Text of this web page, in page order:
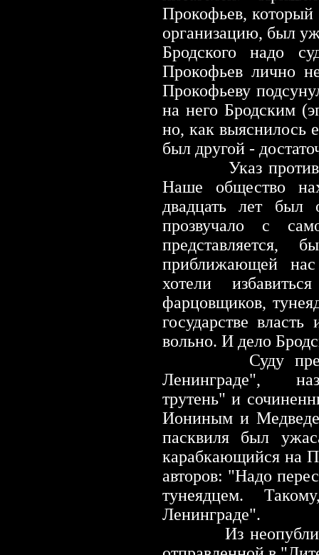
Прокофьев, который
организацию, был
Бродского надо
Прокофьев лично
Прокофьеву
на него Бродским
но, как выяснилось
был другой -
Указ
Наше общество
двадцать лет был
прозвучало с
приближающей
хотели
фарцовщиков,
государстве
вольно. И дело
Суду
Ленинграде",
трутень" и
Иониным и
пасквиля был
карабкающийся на
авторов: "Надо
тунеядцем.
Ленинграде".
Из